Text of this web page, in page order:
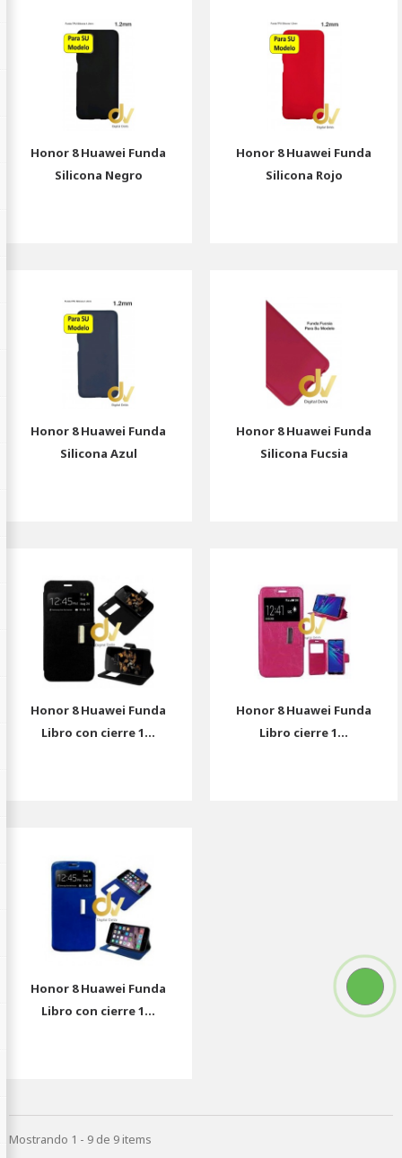
Honor 8 Huawei Funda
Silicona Negro
Honor 8 Huawei Funda
Silicona Rojo
Honor 8 Huawei Funda
Silicona Azul
Honor 8 Huawei Funda
Silicona Fucsia
Honor 8 Huawei Funda
Libro con cierre 1...
Honor 8 Huawei Funda
Libro cierre 1...
Honor 8 Huawei Funda
Libro con cierre 1...
Mostrando 1 - 9 de 9 items